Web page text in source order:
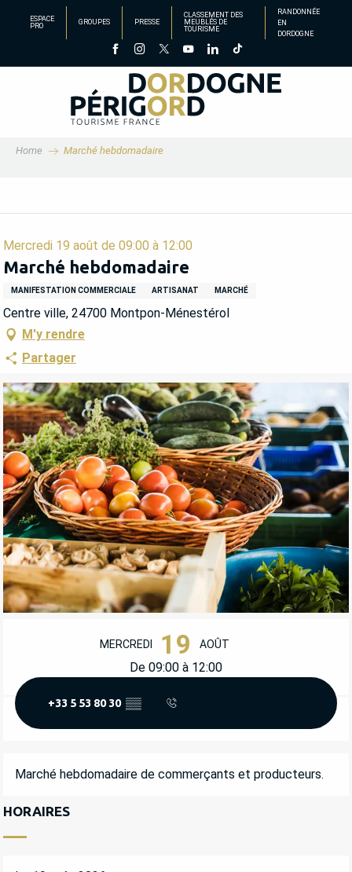
principal
ESPACE
PRO
GROUPES PRESSE
CLASSEMENT DES
MEUBLÉS DE
TOURISME
RANDONNÉE
EN
DORDOGNE
Home Marché hebdomadaire
Mercredi 19 août de 09:00 à 12:00
Marché hebdomadaire
MANIFESTATION COMMERCIALE ARTISANAT MARCHÉ
Centre ville, 24700 Montpon-Ménestérol
M'y rendre
Partager
OUVERTURE ET COORDONNÉES
MERCREDI 19 AOÛT
De 09:00 à 12:00
+33 5 53 80 30 ▒▒
DESCRIPTION
Marché hebdomadaire de commerçants et producteurs.
HORAIRES